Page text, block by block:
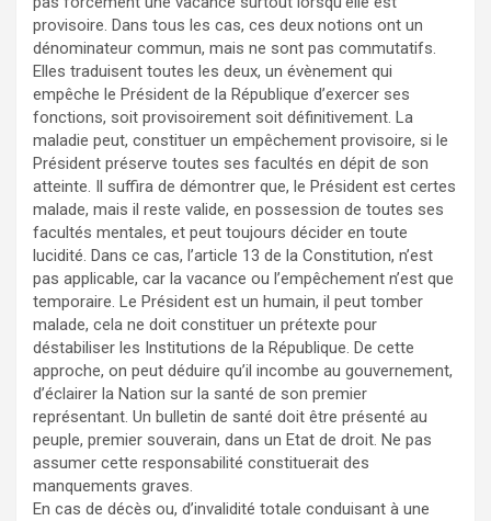
provisoire. Dans tous les cas, ces deux notions ont un
dénominateur commun, mais ne sont pas commutatifs.
Elles traduisent toutes les deux, un évènement qui
empêche le Président de la République d’exercer ses
fonctions, soit provisoirement soit définitivement. La
maladie peut, constituer un empêchement provisoire, si le
Président préserve toutes ses facultés en dépit de son
atteinte. Il suffira de démontrer que, le Président est certes
malade, mais il reste valide, en possession de toutes ses
facultés mentales, et peut toujours décider en toute
lucidité. Dans ce cas, l’article 13 de la Constitution, n’est
pas applicable, car la vacance ou l’empêchement n’est que
temporaire. Le Président est un humain, il peut tomber
malade, cela ne doit constituer un prétexte pour
déstabiliser les Institutions de la République. De cette
approche, on peut déduire qu’il incombe au gouvernement,
d’éclairer la Nation sur la santé de son premier
représentant. Un bulletin de santé doit être présenté au
peuple, premier souverain, dans un Etat de droit. Ne pas
assumer cette responsabilité constituerait des
manquements graves.
En cas de décès ou, d’invalidité totale conduisant à une